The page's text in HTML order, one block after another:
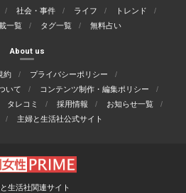
社会・事件 ライフ
トレンド
一覧 タグ一覧 無料占い
About us
約
プライバシーポリシー
いて
コンテンツ制作・編集ポリシー
タレコミ 採用情報
お知らせ一覧
主婦と生活社公式サイト
生活社関連サイト